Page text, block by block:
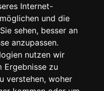
Internet-
und die
sehen, besser an
anzupassen.
nutzen wir
Ergebnisse zu
verstehen, woher
Zeiten geöffnet
12:00 Uhr
12:00 Uhr
12:00 Uhr
12:00 Uhr